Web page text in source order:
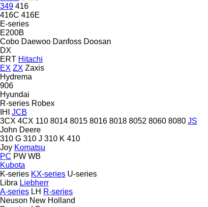
349 416
416C 416E
E-series
E200B
Cobo Daewoo Danfoss Doosan
DX
ERT Hitachi
EX ZX Zaxis
Hydrema
906
Hyundai
R-series Robex
IHI
JCB
3CX 4CX 110 8014 8015 8016 8018 8052 8060 8080 JS
John Deere
310 G 310 J 310 K 410
Joy Komatsu
PC PW WB
Kubota
K-series KX-series U-series
Libra Liebherr
A-series LH R-series
Neuson New Holland